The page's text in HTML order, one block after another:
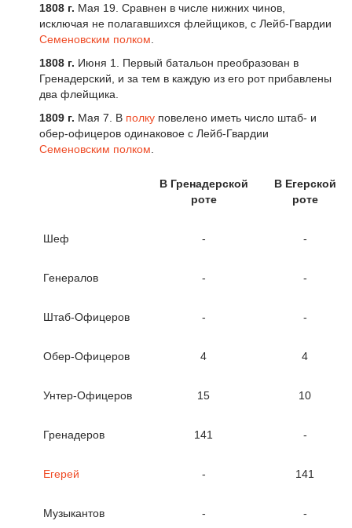
1808 г. Мая 19. Сравнен в числе нижних чинов,
исключая не полагавшихся флейщиков, с Лейб-Гвардии
Семеновским полком
1808 г. Июня 1. Первый батальон преобразован в
Гренадерский, и за тем в каждую из его рот прибавлены
два флейщика.
1809 г. Мая 7. В полку повелено иметь число штаб- и
обер-офицеров одинаковое с Лейб-Гвардии
Семеновским полком
В Гренадерской
роте
В Егерской
роте
Шеф - -
Генералов - -
Штаб-Офицеров - -
Обер-Офицеров 4 4
Унтер-Офицеров 15 10
Гренадеров 141 -
Егерей - 141
Музыкантов - -